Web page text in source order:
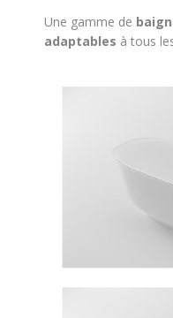
Une gamme de
adaptables à tous